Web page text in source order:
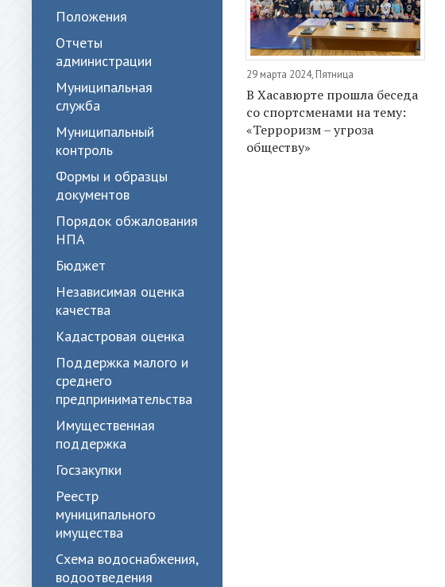
Положения
Отчеты
администрации
Муниципальная
служба
Муниципальный
контроль
Формы и образцы
документов
Порядок обжалования
НПА
Бюджет
Независимая оценка
качества
Кадастровая оценка
Поддержка малого и
среднего
предпринимательства
Имущественная
поддержка
Госзакупки
Реестр
муниципального
имущества
Схема водоснабжения,
водоотведения
29 марта 2024, Пятница
В Хасавюрте прошла беседа
со спортсменами на тему:
«Терроризм – угроза
обществу»